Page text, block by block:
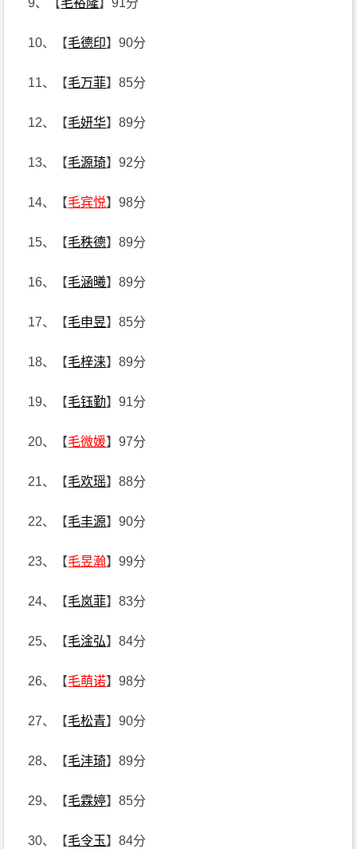
9、【毛裕隆】91分
10、【毛德印】90分
11、【毛万菲】85分
12、【毛妍华】89分
13、【毛源琦】92分
14、【毛宾悦】98分
15、【毛秩德】89分
16、【毛涵曦】89分
17、【毛申昱】85分
18、【毛梓涞】89分
19、【毛钰勤】91分
20、【毛微媛】97分
21、【毛欢瑶】88分
22、【毛丰源】90分
23、【毛昱瀚】99分
24、【毛岚菲】83分
25、【毛淦弘】84分
26、【毛萌诺】98分
27、【毛松青】90分
28、【毛沣琦】89分
29、【毛霖婷】85分
30、【毛令玉】84分